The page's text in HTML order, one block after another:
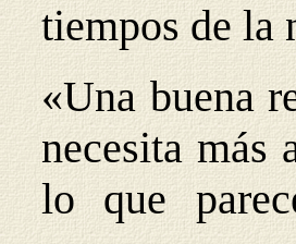
tiempos de la
«Una buena
necesita más
lo que